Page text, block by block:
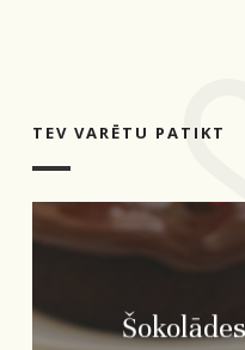
TEV VARĒTU PATIKT